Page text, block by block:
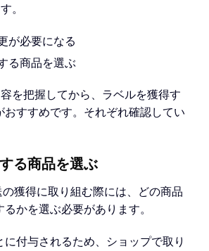
。
が必要になる
る商品を選ぶ
を把握してから、ラベルを獲得す
おすすめです。それぞれ確認してい
る商品を選ぶ
獲得に取り組む際には、どの商品
かを選ぶ必要があります。
に付与されるため、ショップで取り